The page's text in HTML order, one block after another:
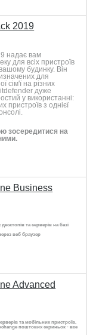
2019
надає вам
для всіх пристроїв
будинку. Він
для
сім'ї на різних
дуже
у використанні:
пристроїв з однієї
зосередитися на
Business
та серверів на базі
веб браузер
Advanced
та мобільних пристроїв,
поштових скриньок - все